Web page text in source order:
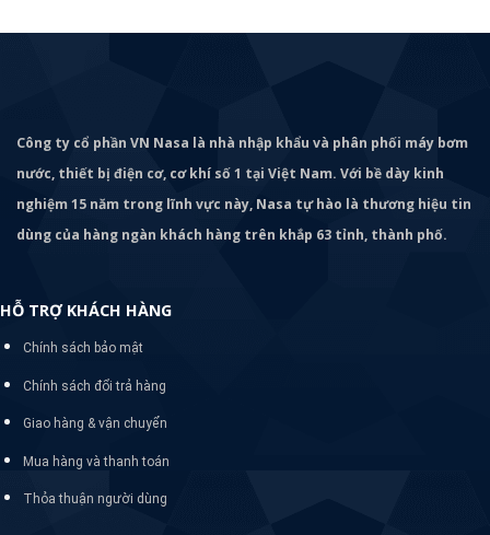
Công ty cổ phần VN Nasa là nhà nhập khẩu và phân phối máy bơm
nước, thiết bị điện cơ, cơ khí số 1 tại Việt Nam. Với bề dày kinh
nghiệm 15 năm trong lĩnh vực này, Nasa tự hào là thương hiệu tin
dùng của hàng ngàn khách hàng trên khắp 63 tỉnh, thành phố.
HỖ TRỢ KHÁCH HÀNG
Chính sách bảo mật
Chính sách đổi trả hàng
Giao hàng & vận chuyển
Mua hàng và thanh toán
Thỏa thuận người dùng